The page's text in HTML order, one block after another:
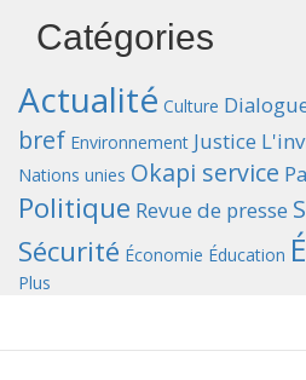
Catégories
Actualité Culture
bref Environnement Justice
Nations unies Okapi service
Politique Revue de presse
Sécurité Économie Éducation
Plus